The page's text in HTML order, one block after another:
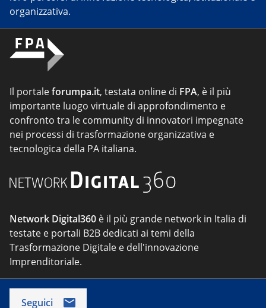
organizzativa.
Il portaleforumpa.it, testata online di FPA, è il più
importante luogo virtuale di approfondimento e
confronto tra le community di innovatori impegnate
nei processi di trasformazione organizzativa e
tecnologica della PA italiana.
Network Digital360 è il più grande network in Italia di
testate e portali B2B dedicati ai temi della
Trasformazione Digitale e dell'innovazione
Imprenditoriale.
Seguici